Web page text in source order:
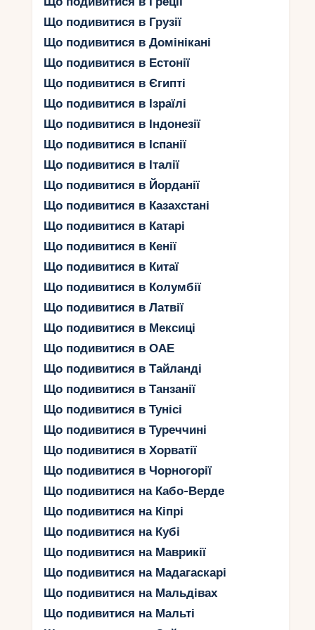
Несебр, що розташоване на березі Чорного
моря.
Його вулички виткані з історичних легенд, а
стародавні будинки та церкви приховують
неповторну архітектурну красу. Ще одним
чудом архітектури є Рилський монастир, який
знаходиться у горах Рила.
Цей монастир, заснований у 10 столітті,
приваблює туристів своєю фресковою
художньою спадщиною та давньогрецькою
архітектурою. У мальовничому містечку Велико
Търново можна відчути справжню атмосферу
середньовіччя, оглядаючи цитадель Царевець і
Царський двір.
А Святославська гробниця, розташована у
Солунському парку в Софії, є свідченням
давньослов'янської культури та мистецтва. Всі
враження і зможуть задовольнити навіть
найвибагливіших туристів.
Подорож до минулого:
Історичні перлини
Болгарії
Усім шанувальникам історії і подорожей
належить відвідати Болгарію, де їх чекають
найцікавіші історичні перлини. Ця країна
пропонує безліч унікальних місць, які занурять
вас у минуле і розповідатимуть про
Одним з найвизначніших пам'яток Болгарії є
археологічний комплекс Пловдивської
давньогрецької колонії. Ви будете захоплені
руїнами амфітеатру, стародавньою фортецею
Що подивитися в Грузії
Що подивитися в Домінікані
Що подивитися в Естонії
Що подивитися в Єгипті
Що подивитися в Ізраїлі
Що подивитися в Індонезії
Що подивитися в Іспанії
Що подивитися в Італії
Що подивитися в Йорданії
Що подивитися в Казахстані
Що подивитися в Катарі
Що подивитися в Кенії
Що подивитися в Китаї
Що подивитися в Колумбії
Що подивитися в Латвії
Що подивитися в Мексиці
Що подивитися в ОАЕ
Що подивитися в Тайланді
Що подивитися в Танзанії
Що подивитися в Тунісі
Що подивитися в Туреччині
Що подивитися в Хорватії
Що подивитися в Чорногорії
Що подивитися на Кабо-Верде
Що подивитися на Кіпрі
Що подивитися на Кубі
Що подивитися на Маврикії
Що подивитися на Мадагаскарі
Що подивитися на Мальдівах
Що подивитися на Мальті